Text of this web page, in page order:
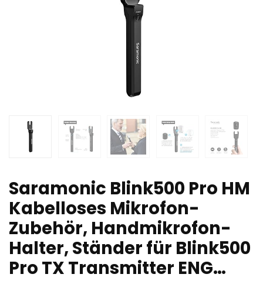
Saramonic Blink500 Pro HM
Kabelloses Mikrofon-
Zubehör, Handmikrofon-
Halter, Ständer für Blink500
Pro TX Transmitter ENG…